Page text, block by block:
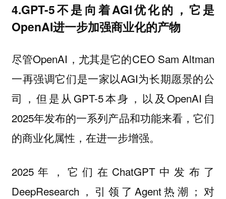
4.GPT-5不是向着AGI优化的，它是
OpenAI进一步加强商业化的产物
尽管OpenAI，尤其是它的CEO Sam Altman
一再强调它们是一家以AGI为长期愿景的公
司，但是从GPT-5本身，以及OpenAI自
2025年发布的一系列产品和功能来看，它们
的商业化属性，在进一步增强。
2025年，它们在ChatGPT中发布了
DeepResearch，引领了Agent热潮；对